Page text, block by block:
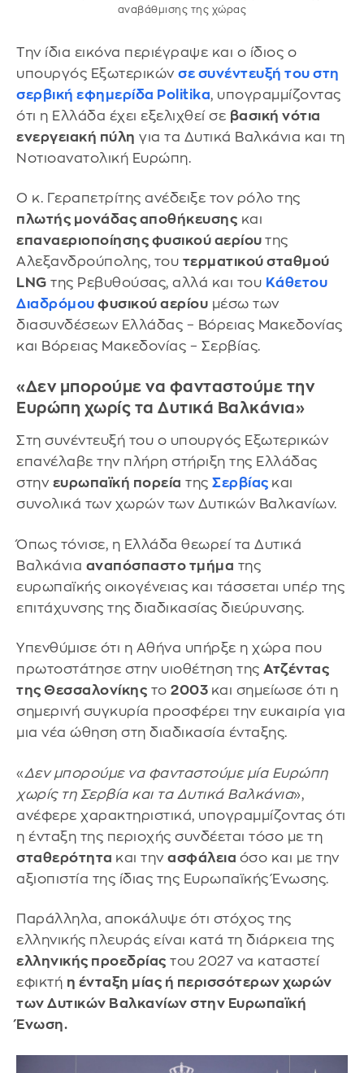
αναβάθμισης της χώρας
Την ίδια εικόνα περιέγραψε και ο ίδιος ο
υπουργός Εξωτερικών σε συνέντευξή του στη
σερβική εφημερίδα Politika, υπογραμμίζοντας
ότι η Ελλάδα έχει εξελιχθεί σε βασική νότια
ενεργειακή πύλη για τα Δυτικά Βαλκάνια και τη
Νοτιοανατολική Ευρώπη.
Ο κ. Γεραπετρίτης ανέδειξε τον ρόλο της
πλωτής μονάδας αποθήκευσης και
επαναεριοποίησης φυσικού αερίου της
Αλεξανδρούπολης, του τερματικού σταθμού
LNG της Ρεβυθούσας, αλλά και του Κάθετου
Διαδρόμου φυσικού αερίου μέσω των
διασυνδέσεων Ελλάδας – Βόρειας Μακεδονίας
και Βόρειας Μακεδονίας – Σερβίας.
«Δεν μπορούμε να φανταστούμε την
Ευρώπη χωρίς τα Δυτικά Βαλκάνια»
Στη συνέντευξή του ο υπουργός Εξωτερικών
επανέλαβε την πλήρη στήριξη της Ελλάδας
στην ευρωπαϊκή πορεία της Σερβίας και
συνολικά των χωρών των Δυτικών Βαλκανίων.
Όπως τόνισε, η Ελλάδα θεωρεί τα Δυτικά
Βαλκάνια αναπόσπαστο τμήμα της
ευρωπαϊκής οικογένειας και τάσσεται υπέρ της
επιτάχυνσης της διαδικασίας διεύρυνσης.
Υπενθύμισε ότι η Αθήνα υπήρξε η χώρα που
πρωτοστάτησε στην υιοθέτηση της Ατζέντας
της Θεσσαλονίκης το 2003 και σημείωσε ότι η
σημερινή συγκυρία προσφέρει την ευκαιρία για
μια νέα ώθηση στη διαδικασία ένταξης.
«Δεν μπορούμε να φανταστούμε μία Ευρώπη
χωρίς τη Σερβία και τα Δυτικά Βαλκάνια»,
ανέφερε χαρακτηριστικά, υπογραμμίζοντας ότι
η ένταξη της περιοχής συνδέεται τόσο με τη
σταθερότητα και την ασφάλεια όσο και με την
αξιοπιστία της ίδιας της Ευρωπαϊκής Ένωσης.
Παράλληλα, αποκάλυψε ότι στόχος της
ελληνικής πλευράς είναι κατά τη διάρκεια της
ελληνικής προεδρίας του 2027 να καταστεί
εφικτή η ένταξη μίας ή περισσότερων χωρών
των Δυτικών Βαλκανίων στην Ευρωπαϊκή
Ένωση.